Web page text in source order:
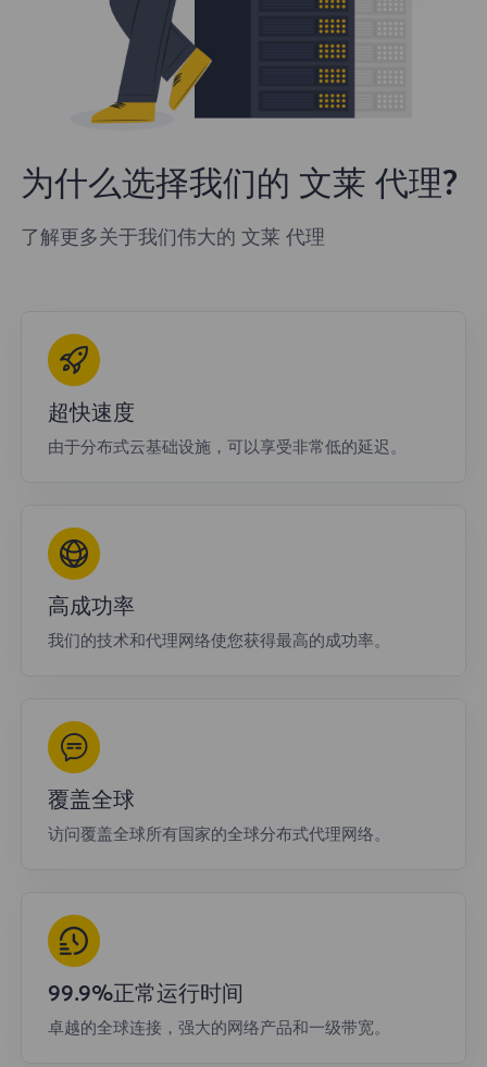
为什么选择我们的 文莱 代理?
了解更多关于我们伟大的 文莱 代理
超快速度
由于分布式云基础设施，可以享受非常低的延迟。
高成功率
我们的技术和代理网络使您获得最高的成功率。
覆盖全球
访问覆盖全球所有国家的全球分布式代理网络。
99.9%正常运行时间
卓越的全球连接，强大的网络产品和一级带宽。